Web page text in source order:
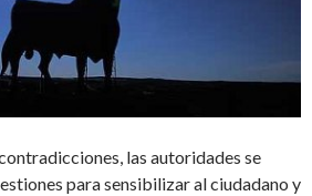
las autoridades se
para sensibilizar al ciudadano y